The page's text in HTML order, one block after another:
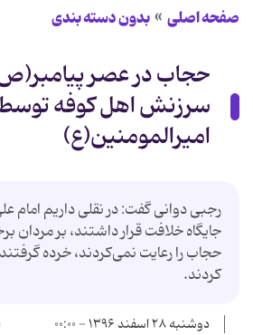
صفحه اصلی بدون دسته بندی
حجاب در عصر
سرزنش اهل کوفه
امیرالمومنین(ع)
رجبی دوانی گفت: در نقلی داریم امام
جایگاه خلافت قرار داشتند، بر مردان
حجاب را رعایت نمی‌کردند، خرده
کردند.
دوشنبه ۲۸ اسفند ۱۳۹۶ - ۰۰:۰۰